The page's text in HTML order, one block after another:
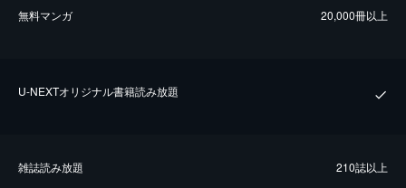
無料マンガ 20,000冊以上
U-NEXTオリジナル書籍読み放題
雑誌読み放題 210誌以上